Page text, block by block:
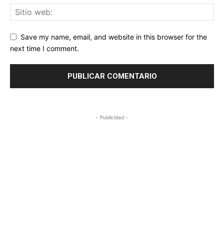
Save my name, email, and website in this browser for the
next time I comment.
- Publicidad -